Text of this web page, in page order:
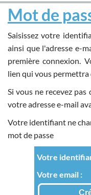
Mot de
Saisissez votre
ainsi que l'adresse e-
première connexion.
lien qui vous permettra
Si vous ne recevez
votre adresse e-mail
Votre identifiant ne
mot de passe
Votre
Votre email